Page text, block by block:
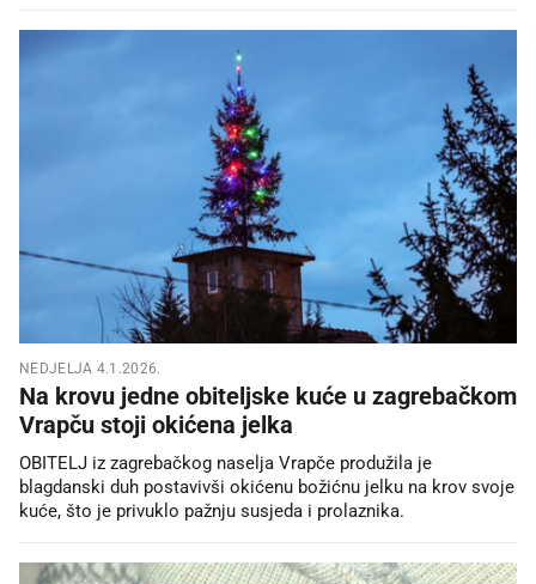
NEDJELJA 4.1.2026.
Na krovu jedne obiteljske kuće u zagrebačkom
Vrapču stoji okićena jelka
OBITELJ iz zagrebačkog naselja Vrapče produžila je
blagdanski duh postavivši okićenu božićnu jelku na krov svoje
kuće, što je privuklo pažnju susjeda i prolaznika.